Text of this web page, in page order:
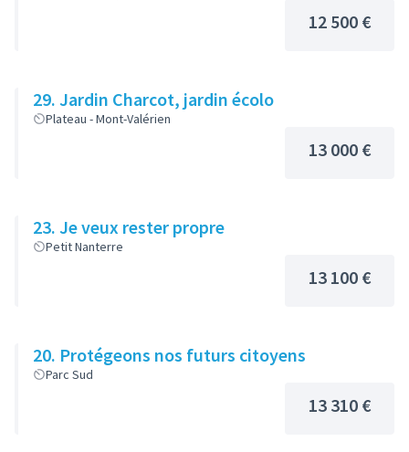
12 500 €
29. Jardin Charcot, jardin écolo
Plateau - Mont-Valérien
13 000 €
23. Je veux rester propre
Petit Nanterre
13 100 €
20. Protégeons nos futurs citoyens
Parc Sud
13 310 €